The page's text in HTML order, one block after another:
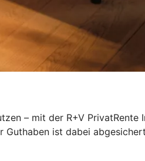
– mit der R+V
ist dabei